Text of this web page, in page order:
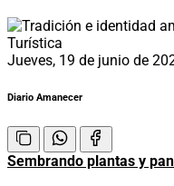
Jueves, 19 de junio de
Diario Amanecer
Sembrando plantas y